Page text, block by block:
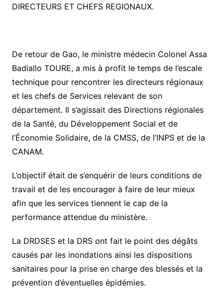
DIRECTEURS ET CHEFS REGIONAUX.
De retour de Gao, le ministre médecin Colonel Assa
Badiallo TOURE, a mis à profit le temps de l’escale
technique pour rencontrer les directeurs régionaux
et les chefs de Services relevant de son
département. Il s’agissait des Directions régionales
de la Santé, du Développement Social et de
l’Économie Solidaire, de la CMSS, de l’INPS et de la
CANAM.
L’objectif était de s’enquérir de leurs conditions de
travail et de les encourager à faire de leur mieux
afin que les services tiennent le cap de la
performance attendue du ministère.
La DRDSES et la DRS ont fait le point des dégâts
causés par les inondations ainsi les dispositions
sanitaires pour la prise en charge des blessés et la
prévention d’éventuelles épidémies.